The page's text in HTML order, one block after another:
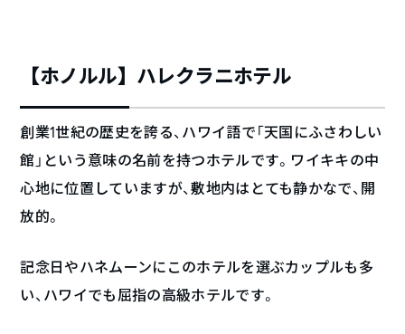
【ホノルル】ハレクラニホテル
創業1世紀の歴史を誇る、ハワイ語で「天国にふさわしい
館」という意味の名前を持つホテルです。ワイキキの中
心地に位置していますが、敷地内はとても静かなで、開
放的。
記念日やハネムーンにこのホテルを選ぶカップルも多
い、ハワイでも屈指の高級ホテルです。